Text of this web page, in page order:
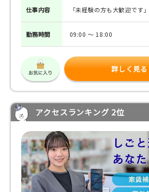
仕事内容 「未経験の方も大歓迎です
勤務時間 09:00 ～ 18:00
詳しく見る
アクセスランキング 2位